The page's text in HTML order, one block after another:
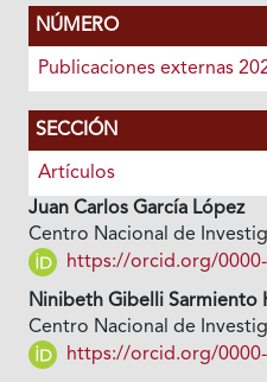
NÚMERO
Publicaciones externas
SECCIÓN
Artículos
Juan Carlos García López
Centro Nacional de
https://orcid.org/
Ninibeth Gibelli Sarmiento
Centro Nacional de
https://orcid.org/